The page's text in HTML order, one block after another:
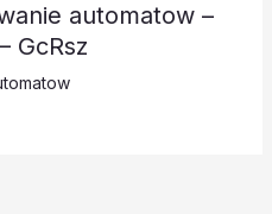
automatow –
GcRsz